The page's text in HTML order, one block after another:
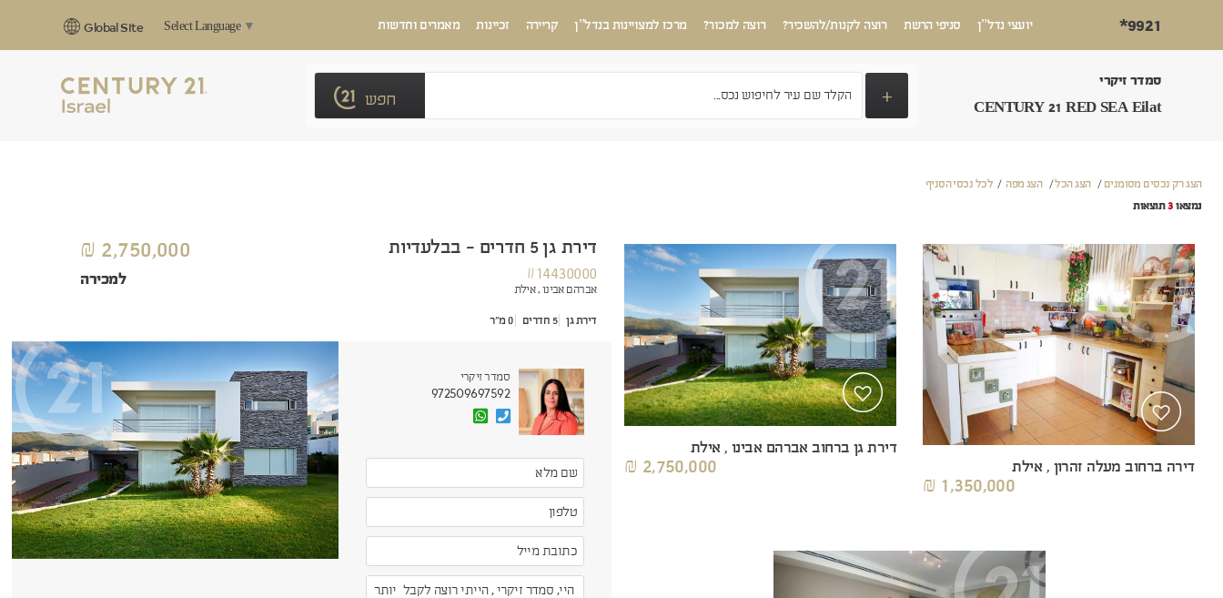
*9921 יועצי נדל”ן סניפי הרשת רוצה לקנות/להשכיר? רוצה למכור? מרכז למצויינות בנדל”ן קריירה זכיינות מאמרים וחדשות Select Language ▼
Global Site
+ חפש
סמדר זיקרי
CENTURY 21 RED SEA Eilat
הצג רק נכסים מסומנים /הצג הכל/הצג מפה /לכל נכסי הסניף
נמצאו3תוצאות
דירת גן ברחוב אברהם אבינו , אילת
2,750,000 ₪ דירה ברחוב מעלה זהרון , אילת
1,350,000 ₪
דירת גן 5 חדרים - בבלעדיות
#14430000
אברהם אבינו ,אילת
דירת גן 5 חדרים 0 מ"ר
2,750,000 ₪
למכירה
סמדר זיקרי
972509697592